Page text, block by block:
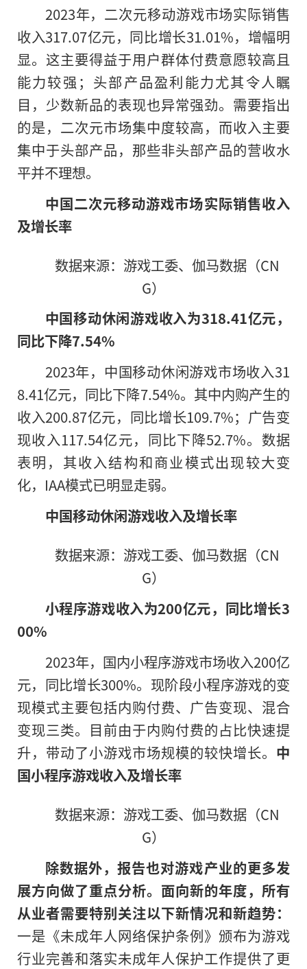
2023年，二次元移动游戏市场实际销售
收入317.07亿元，同比增长31.01%，增幅明
显。这主要得益于用户群体付费意愿较高且
能力较强；头部产品盈利能力尤其令人瞩
目，少数新品的表现也异常强劲。需要指出
的是，二次元市场集中度较高，而收入主要
集中于头部产品，那些非头部产品的营收水
平并不理想。
中国二次元移动游戏市场实际销售收入
及增长率
数据来源：游戏工委、伽马数据（CN
G）
中国移动休闲游戏收入为318.41亿元，
同比下降7.54%
2023年，中国移动休闲游戏市场收入31
8.41亿元，同比下降7.54%。其中内购产生的
收入200.87亿元，同比增长109.7%；广告变
现收入117.54亿元，同比下降52.7%。数据
表明，其收入结构和商业模式出现较大变
化，IAA模式已明显走弱。
中国移动休闲游戏收入及增长率
数据来源：游戏工委、伽马数据（CN
G）
小程序游戏收入为200亿元，同比增长3
00%
2023年，国内小程序游戏市场收入200亿
元，同比增长300%。现阶段小程序游戏的变
现模式主要包括内购付费、广告变现、混合
变现三类。目前由于内购付费的占比快速提
升，带动了小游戏市场规模的较快增长。 中
国小程序游戏收入及增长率
数据来源：游戏工委、伽马数据（CN
G）
除数据外，报告也对游戏产业的更多发
展方向做了重点分析。 面向新的年度，所有
从业者需要特别关注以下新情况和新趋势：
一是《未成年人网络保护条例》颁布为游戏
行业完善和落实未成年人保护工作提供了更